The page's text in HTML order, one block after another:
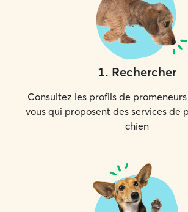
1. Rechercher
Consultez les profils de
vous qui proposent des services de
chien